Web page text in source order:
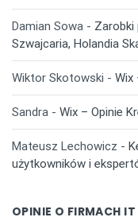
Damian Sowa - Zarobki
Szwajcaria, Holandia
Wiktor Skotowski - Wix
Sandra - Wix – Opinie
Mateusz Lechowicz -
użytkowników i
OPINIE O FIRMACH IT